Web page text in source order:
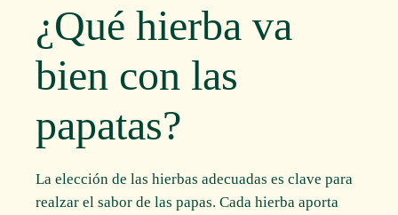
¿Qué hierba va
bien con las
papatas?
La elección de las hierbas adecuadas es clave para
realzar el sabor de las papas. Cada hierba aporta